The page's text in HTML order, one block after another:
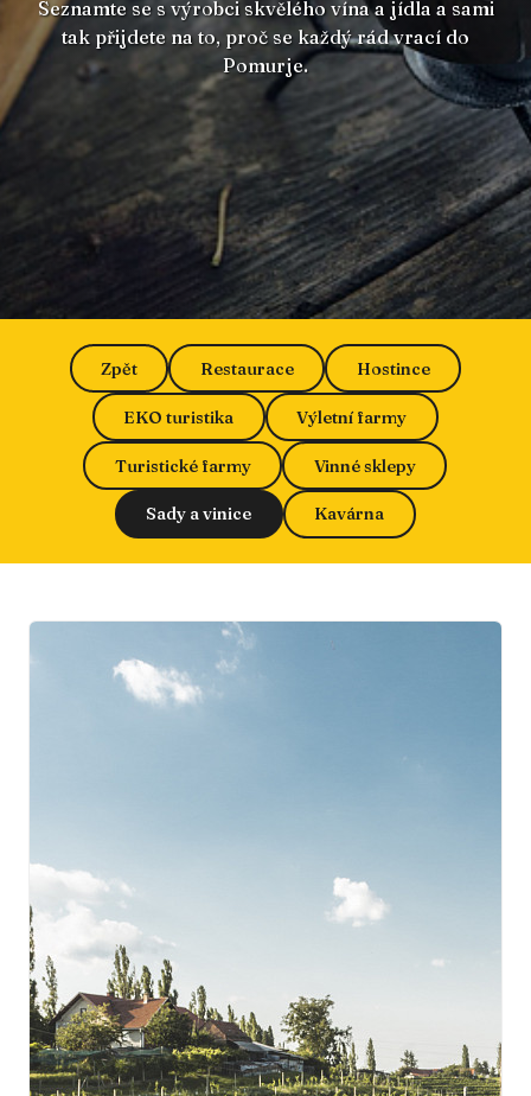
Seznamte se s výrobci skvělého vína a jídla a sami
tak přijdete na to, proč se každý rád vrací do
Pomurje.
Zpět Restaurace Hostince
EKO turistika Výletní farmy
Turistické farmy Vinné sklepy
Sady a vinice Kavárna